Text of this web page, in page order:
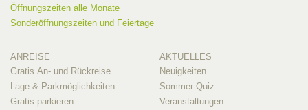
Öffnungszeiten alle Monate
Sonderöffnungszeiten und Feiertage
ANREISE
Gratis An- und Rückreise
Lage & Parkmöglichkeiten
Gratis parkieren
AKTUELLES
Neuigkeiten
Sommer-Quiz
Veranstaltungen